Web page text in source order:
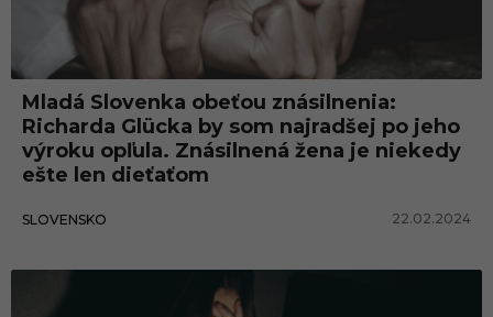
Mladá Slovenka obeťou znásilnenia:
Richarda Glücka by som najradšej po jeho
výroku opľula. Znásilnená žena je niekedy
ešte len dieťaťom
SLOVENSKO 22.02.2024